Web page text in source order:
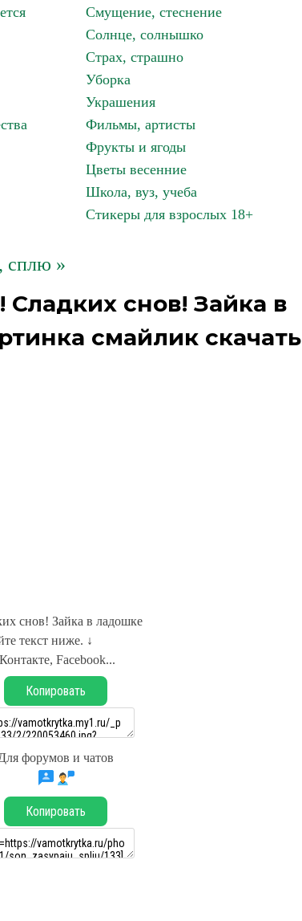
Смущение, стеснение
Солнце, солнышко
Страх, страшно
Уборка
Украшения
Фильмы, артисты
Фрукты и ягоды
Цветы весенние
Школа, вуз, учеба
Стикеры для взрослых 18+
сплю »
снов! Зайка в
смайлик скачать
снов! Зайка в ладошке
текст ниже. ↓
Facebook...
Копировать
форумов и чатов
Копировать